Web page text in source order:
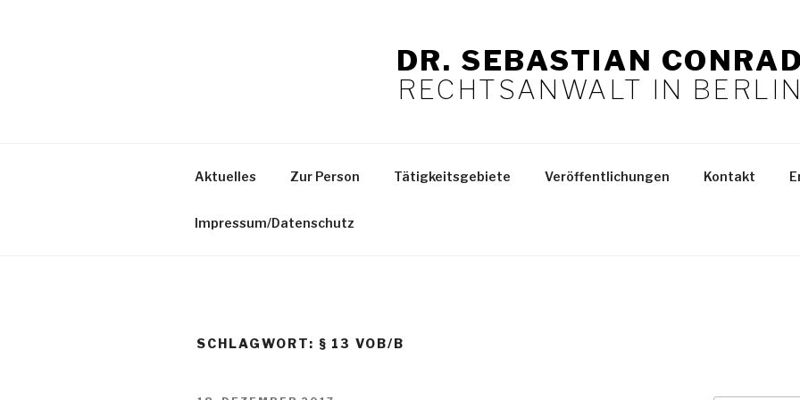
DR. SEBASTIAN CONRAD
RECHTSANWALT IN BERLIN
Aktuelles Zur Person Tätigkeitsgebiete Veröffentlichungen Kontakt
Impressum/Datenschutz
SCHLAGWORT: § 13 VOB/B